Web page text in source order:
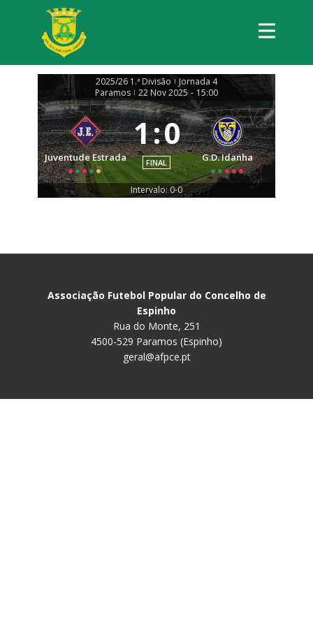
2025/26 1.ª Divisão | Jornada 4
Paramos | 22 Nov 2025 - 15:00
Juventude Estrada
1:0
FINAL G.D. Idanha
Intervalo: 0-0
Associação Futebol Popular do Concelho de
Espinho
Rua do Monte, 251
4500-529 Paramos (Espinho)
geral@afpce.pt